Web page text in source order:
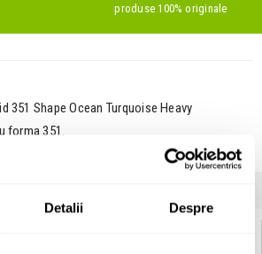
Detalii Despre
produse 100% originale
351 Shape Ocean Turquoise Heavy
forma 351.